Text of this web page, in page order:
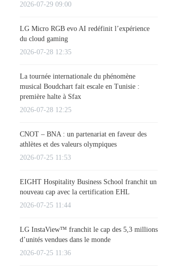
2026-07-29 09:00
LG Micro RGB evo AI redéfinit l’expérience
du cloud gaming
2026-07-28 12:35
La tournée internationale du phénomène
musical Boudchart fait escale en Tunisie :
première halte à Sfax
2026-07-28 12:25
CNOT – BNA : un partenariat en faveur des
athlètes et des valeurs olympiques
2026-07-25 11:53
EIGHT Hospitality Business School franchit un
nouveau cap avec la certification EHL
2026-07-25 11:44
LG InstaView™ franchit le cap des 5,3 millions
d’unités vendues dans le monde
2026-07-25 11:36